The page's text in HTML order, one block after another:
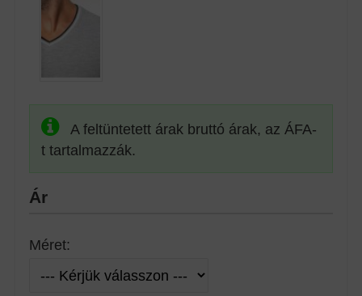
A feltüntetett árak bruttó árak, az ÁFA-
t tartalmazzák.
Ár
Méret: